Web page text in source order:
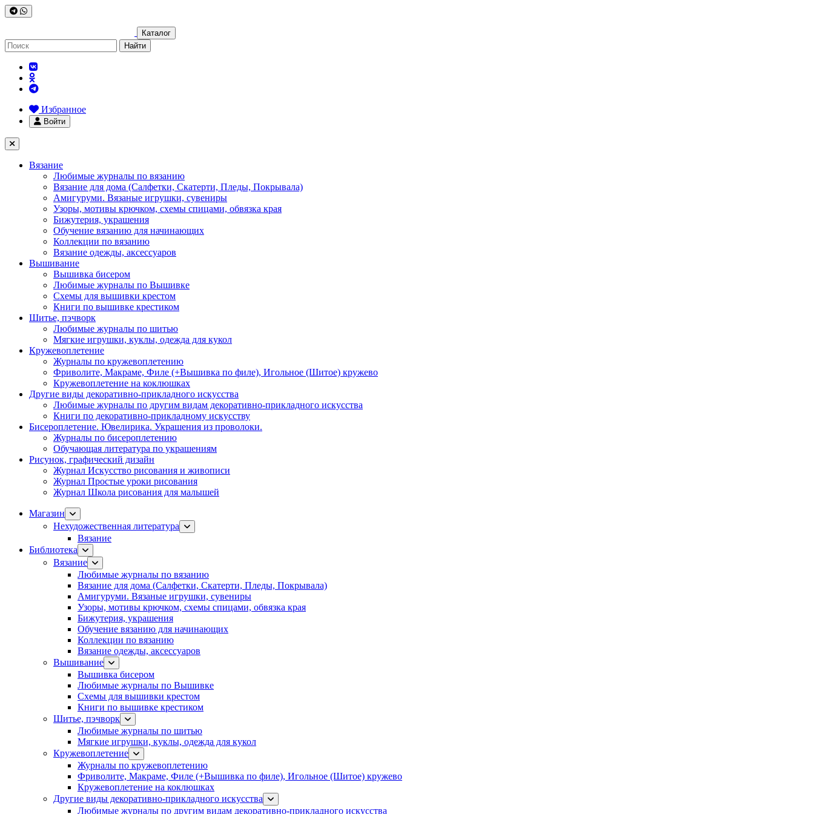
Каталог
Найти
Избранное
Войти
Вязание
Любимые журналы по вязанию
Вязание для дома (Салфетки, Скатерти, Пледы, Покрывала)
Амигуруми. Вязаные игрушки, сувениры
Узоры, мотивы крючком, схемы спицами, обвязка края
Бижутерия, украшения
Обучение вязанию для начинающих
Коллекции по вязанию
Вязание одежды, аксессуаров
Вышивание
Вышивка бисером
Любимые журналы по Вышивке
Схемы для вышивки крестом
Книги по вышивке крестиком
Шитье, пэчворк
Любимые журналы по шитью
Мягкие игрушки, куклы, одежда для кукол
Кружевоплетение
Журналы по кружевоплетению
Фриволите, Макраме, Филе (+Вышивка по филе), Игольное (Шитое) кружево
Кружевоплетение на коклюшках
Другие виды декоративно-прикладного искусства
Любимые журналы по другим видам декоративно-прикладного искусства
Книги по декоративно-прикладному искусству
Бисероплетение. Ювелирика. Украшения из проволоки.
Журналы по бисероплетению
Обучающая литература по украшениям
Рисунок, графический дизайн
Журнал Искусство рисования и живописи
Журнал Простые уроки рисования
Журнал Школа рисования для малышей
Магазин
Нехудожественная литература
Вязание
Библиотека
Вязание
Любимые журналы по вязанию
Вязание для дома (Салфетки, Скатерти, Пледы, Покрывала)
Амигуруми. Вязаные игрушки, сувениры
Узоры, мотивы крючком, схемы спицами, обвязка края
Бижутерия, украшения
Обучение вязанию для начинающих
Коллекции по вязанию
Вязание одежды, аксессуаров
Вышивание
Вышивка бисером
Любимые журналы по Вышивке
Схемы для вышивки крестом
Книги по вышивке крестиком
Шитье, пэчворк
Любимые журналы по шитью
Мягкие игрушки, куклы, одежда для кукол
Кружевоплетение
Журналы по кружевоплетению
Фриволите, Макраме, Филе (+Вышивка по филе), Игольное (Шитое) кружево
Кружевоплетение на коклюшках
Другие виды декоративно-прикладного искусства
Любимые журналы по другим видам декоративно-прикладного искусства